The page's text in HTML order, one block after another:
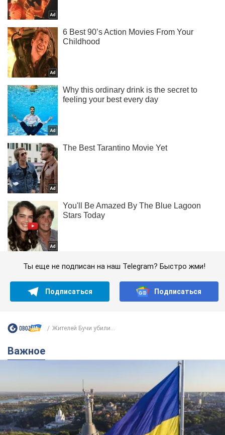
Ты еще не подписан на наш Telegram? Быстро жми!
Подписаться Подписаться
Жителей Бучи убили...
Важное